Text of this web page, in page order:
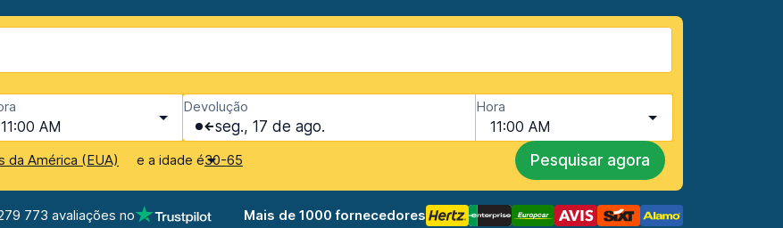
11:00 AM
Devolução
seg., 17 de ago.
Hora
11:00 AM
da América (EUA) e a idade é30-65 Pesquisar agora
773 avaliações no Mais de 1000 fornecedores